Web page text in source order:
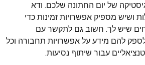
של יום החתונה שלכם. ודא
ושיש מספיק אפשרויות זמינות כדי
שיש לך. חשוב גם לתקשר עם
להם מידע על אפשרויות תחבורה וכל
עבור שיתוף נסיעות.